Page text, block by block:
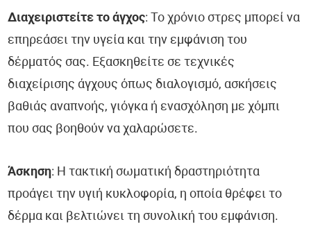
Διαχειριστείτε το άγχος: Το χρόνιο στρες μπορεί να
επηρεάσει την υγεία και την εμφάνιση του
δέρματός σας. Εξασκηθείτε σε τεχνικές
διαχείρισης άγχους όπως διαλογισμό, ασκήσεις
βαθιάς αναπνοής, γιόγκα ή ενασχόληση με χόμπι
που σας βοηθούν να χαλαρώσετε.
Άσκηση: Η τακτική σωματική δραστηριότητα
προάγει την υγιή κυκλοφορία, η οποία θρέφει το
δέρμα και βελτιώνει τη συνολική του εμφάνιση.